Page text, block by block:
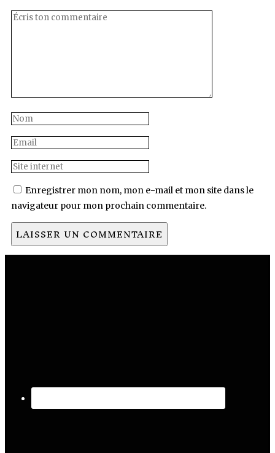
Enregistrer mon nom, mon e-mail et mon site dans le
navigateur pour mon prochain commentaire.